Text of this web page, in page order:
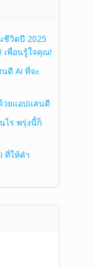
ชีวิตปี 2025
เพื่อนรู้ใจคุณ!
ดี Ai ที่จะ
วยแอปแสนดี
ไร พรุ่งนี้ก็
ที่ให้คำ